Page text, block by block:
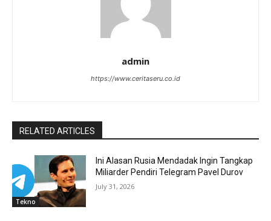
admin
https://www.ceritaseru.co.id
RELATED ARTICLES
Tekno
Ini Alasan Rusia Mendadak Ingin Tangkap
Miliarder Pendiri Telegram Pavel Durov
July 31, 2026